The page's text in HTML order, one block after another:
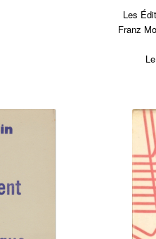
Les
Franz